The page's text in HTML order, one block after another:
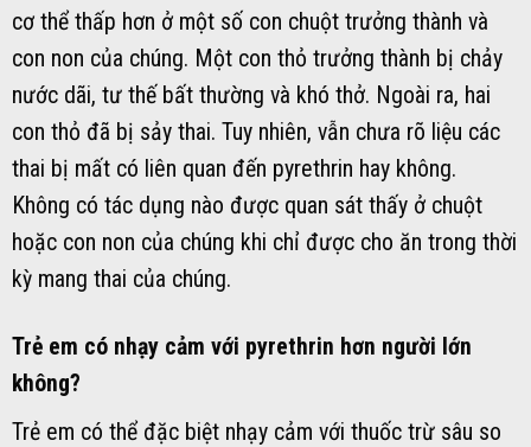
cơ thể thấp hơn ở một số con chuột trưởng thành và
con non của chúng. Một con thỏ trưởng thành bị chảy
nước dãi, tư thế bất thường và khó thở. Ngoài ra, hai
con thỏ đã bị sảy thai. Tuy nhiên, vẫn chưa rõ liệu các
thai bị mất có liên quan đến pyrethrin hay không.
Không có tác dụng nào được quan sát thấy ở chuột
hoặc con non của chúng khi chỉ được cho ăn trong thời
kỳ mang thai của chúng.
Trẻ em có nhạy cảm với pyrethrin hơn người lớn
không?
Trẻ em có thể đặc biệt nhạy cảm với thuốc trừ sâu so